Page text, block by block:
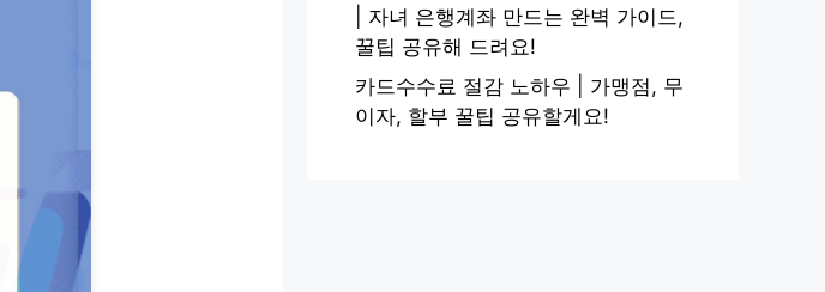
| 자녀 은행계좌 만드는 완벽 가이드,
꿀팁 공유해 드려요!
카드수수료 절감 노하우 | 가맹점, 무
이자, 할부 꿀팁 공유할게요!